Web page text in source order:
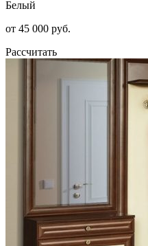
Белый
от 45 000 руб.
Рассчитать